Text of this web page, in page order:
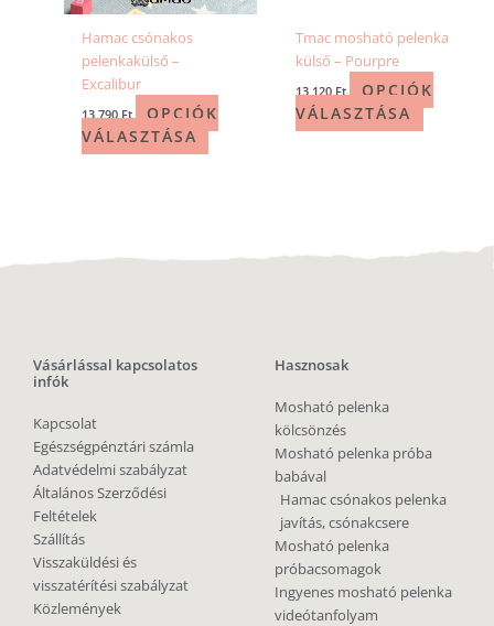
Hamac csónakos
pelenkakülső –
Excalibur
13 790 Ft
OPCIÓK
VÁLASZTÁSA
Tmac mosható pelenka
külső – Pourpre
13 120 Ft
OPCIÓK
VÁLASZTÁSA
Vásárlással kapcsolatos
infók
Kapcsolat
Egészségpénztári számla
Adatvédelmi szabályzat
Általános Szerződési
Feltételek
Szállítás
Visszaküldési és
visszatérítési szabályzat
Közlemények
Hasznosak
Mosható pelenka
kölcsönzés
Mosható pelenka próba
babával
Hamac csónakos pelenka
javítás, csónakcsere
Mosható pelenka
próbacsomagok
Ingyenes mosható pelenka
videótanfolyam